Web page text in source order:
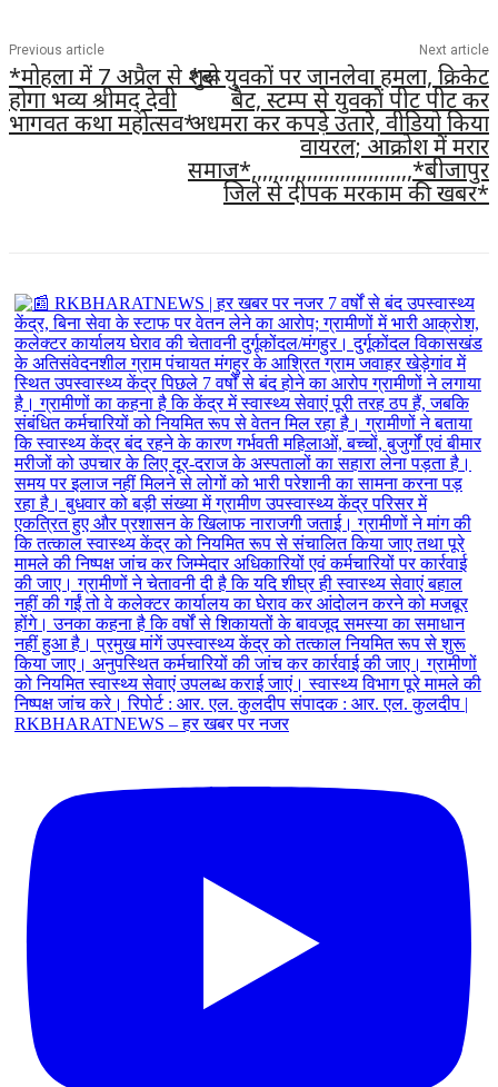
Previous article
*मोहला में 7 अप्रैल से शुरू
होगा भव्य श्रीमद् देवी
भागवत कथा महोत्सव*
Next article
*दो युवकों पर जानलेवा हमला, क्रिकेट
बैट, स्टम्प से युवकों पीट पीट कर
अधमरा कर कपड़े उतारे, वीडियो किया
वायरल; आक्रोश में मरार
समाज*,,,,,,,,,,,,,,,,,,,,,,,,,,,,,*बीजापुर
जिले से दीपक मरकाम की खबर*